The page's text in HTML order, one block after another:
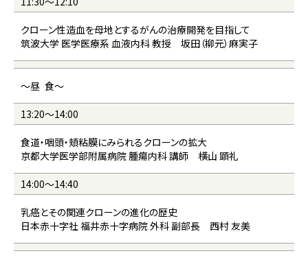
クローン性造血を母地とするがんの治療開発を目指して
筑波大学 医学医療系 血液内科 教授 坂田（柳元）麻実子
～昼 食～
13:20～14:00
食道・咽頭・頬粘膜にみられるクローンの拡大
京都大学医学部附属病院 腫瘍内科 講師 横山 顕礼
14:00～14:40
乳癌とその関連クローンの進化の歴史
日本赤十字社 福井赤十字病院 外科 副部長 西村 友美